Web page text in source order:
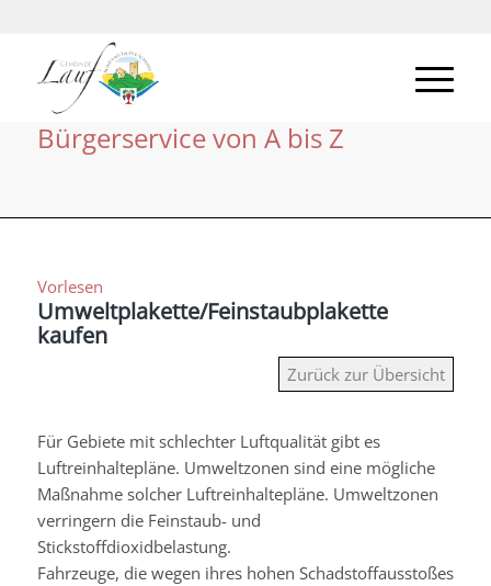
Bürgerservice von A bis Z
Vorlesen
Umweltplakette/Feinstaubplakette
kaufen
Zurück zur Übersicht
Für Gebiete mit schlechter Luftqualität gibt es
Luftreinhaltepläne. Umweltzonen sind eine mögliche
Maßnahme solcher Luftreinhaltepläne. Umweltzonen
verringern die Feinstaub- und
Stickstoffdioxidbelastung.
Fahrzeuge, die wegen ihres hohen Schadstoffausstoßes